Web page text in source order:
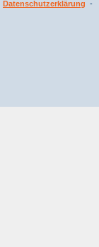
Datenschutzerklärung -